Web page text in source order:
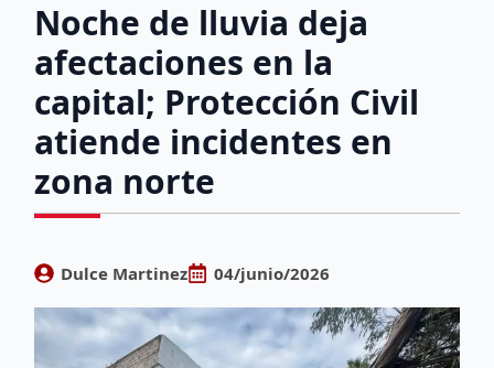
Noche de lluvia deja
afectaciones en la
capital; Protección Civil
atiende incidentes en
zona norte
Dulce Martinez 04/junio/2026